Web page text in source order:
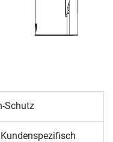
Schutz